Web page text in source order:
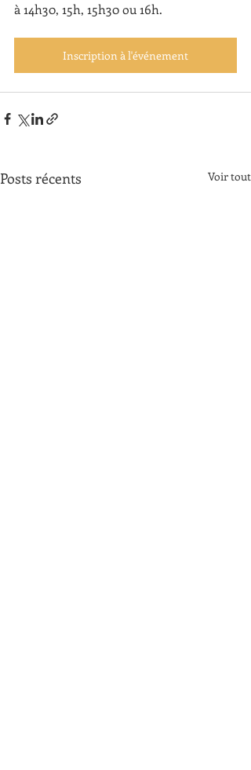
à 14h30, 15h, 15h30 ou 16h.
Inscription à l'événement
Posts récents Voir tout